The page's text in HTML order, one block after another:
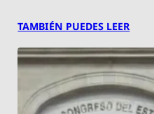
TAMBIÉN PUEDES LEER